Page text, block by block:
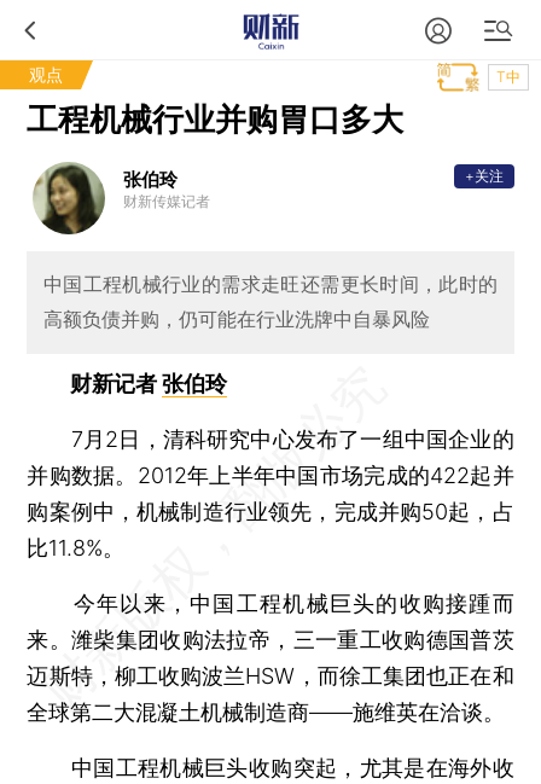
观点 T中
工程机械行业并购胃口多大
张伯玲
财新传媒记者
+关注
中国工程机械行业的需求走旺还需更长时间，此时的
高额负债并购，仍可能在行业洗牌中自暴风险
财新记者张伯玲
7月2日，清科研究中心发布了一组中国企业的
并购数据。2012年上半年中国市场完成的422起并
购案例中，机械制造行业领先，完成并购50起，占
比11.8%。
今年以来，中国工程机械巨头的收购接踵而
来。潍柴集团收购法拉帝，三一重工收购德国普茨
迈斯特，柳工收购波兰HSW，而徐工集团也正在和
全球第二大混凝土机械制造商——施维英在洽谈。
中国工程机械巨头收购突起，尤其是在海外收